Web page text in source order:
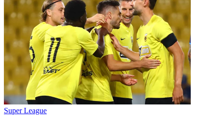
Super League